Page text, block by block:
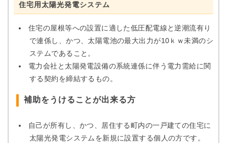
住宅用太陽光発電システム
住宅の屋根等への設置に適した低圧配電線と逆潮流有り
で連係し、かつ、太陽電池の最大出力が10ｋｗ未満のシ
ステムであること。
電力会社と太陽発電設備の系統連係に伴う電力需給に関
する契約を締結するもの。
補助をうけることが出来る方
自己が所有し、かつ、居住する町内の一戸建ての住宅に
太陽光発電システムを新規に設置する個人の方です。